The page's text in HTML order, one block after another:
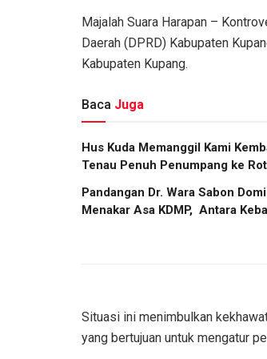
Majalah Suara Harapan –
Daerah (DPRD) Kabupaten
Kabupaten Kupang.
Baca Juga
Hus Kuda Memanggil Kami
Tenau Penuh Penumpang ke
Pandangan Dr. Wara Sabon
Menakar Asa KDMP, Antara
Situasi ini menimbulkan
yang bertujuan untuk mengatur